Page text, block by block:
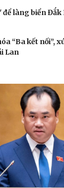
để làng biển
“Ba kết nối”,
Lan